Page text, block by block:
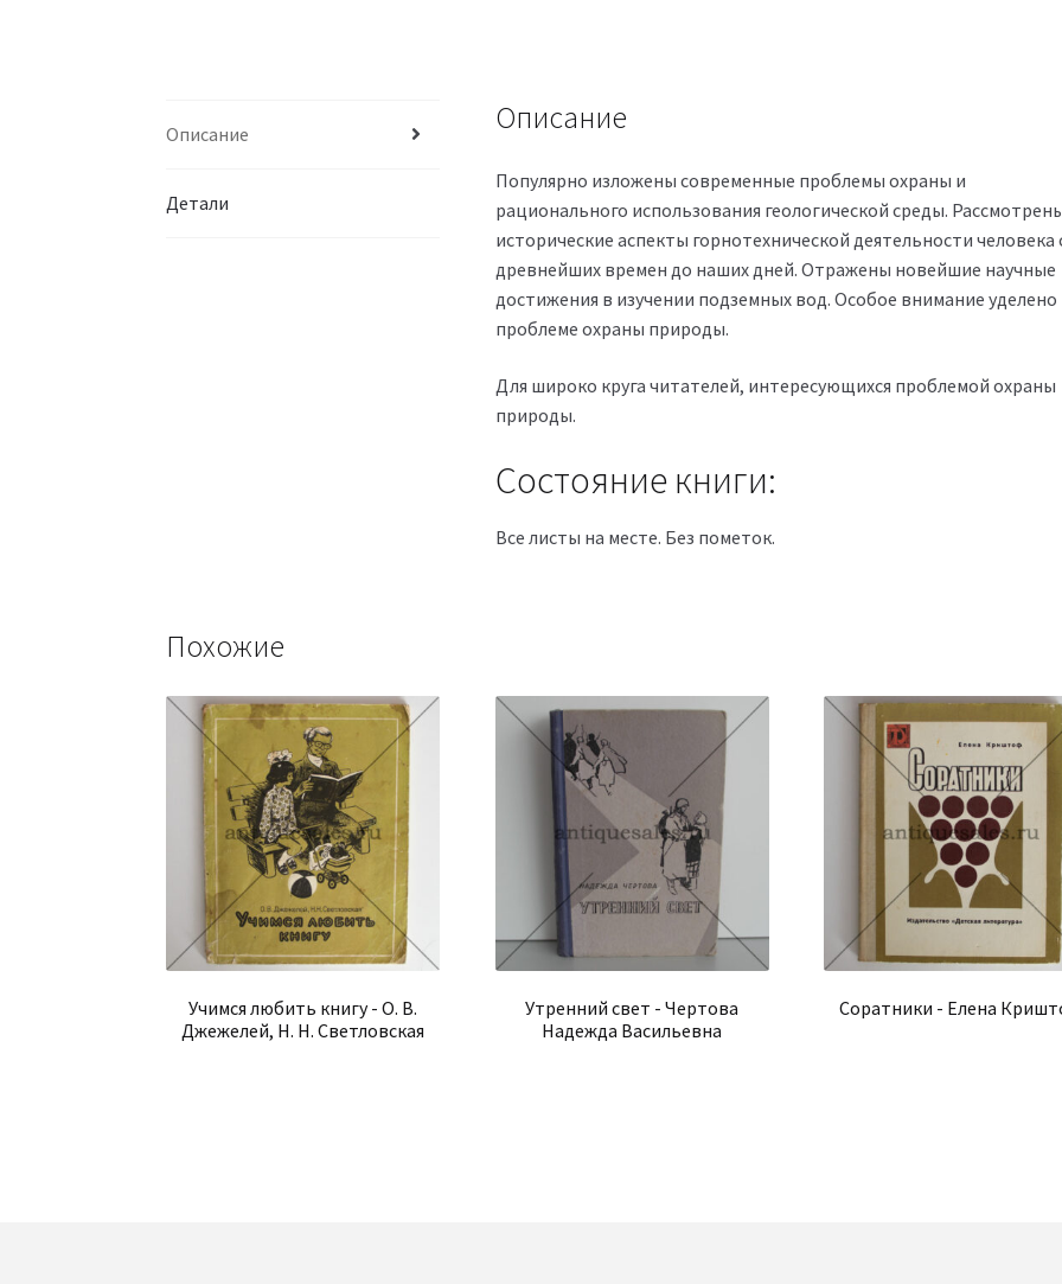
Описание
Детали
Описание
Популярно изложены современные проблемы охраны и
рационального использования геологической среды.
исторические аспекты горнотехнической деятельности человека
древнейших времен до наших дней. Отражены новейшие научные
достижения в изучении подземных вод. Особое внимание уделено
проблеме охраны природы.
Для широко круга читателей, интересующихся проблемой охраны
природы.
Состояние книги:
Все листы на месте. Без пометок.
Похожие
Учимся любить книгу - О. В.
Джежелей, Н. Н. Светловская
Утренний свет - Чертова
Надежда Васильевна
Соратники - Елена